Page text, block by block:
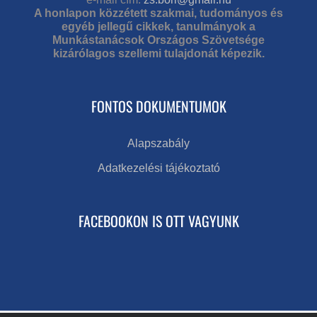
A honlapon közzétett szakmai, tudományos és
egyéb jellegű cikkek, tanulmányok a
Munkástanácsok Országos Szövetsége
kizárólagos szellemi tulajdonát képezik.
FONTOS DOKUMENTUMOK
Alapszabály
Adatkezelési tájékoztató
FACEBOOKON IS OTT VAGYUNK